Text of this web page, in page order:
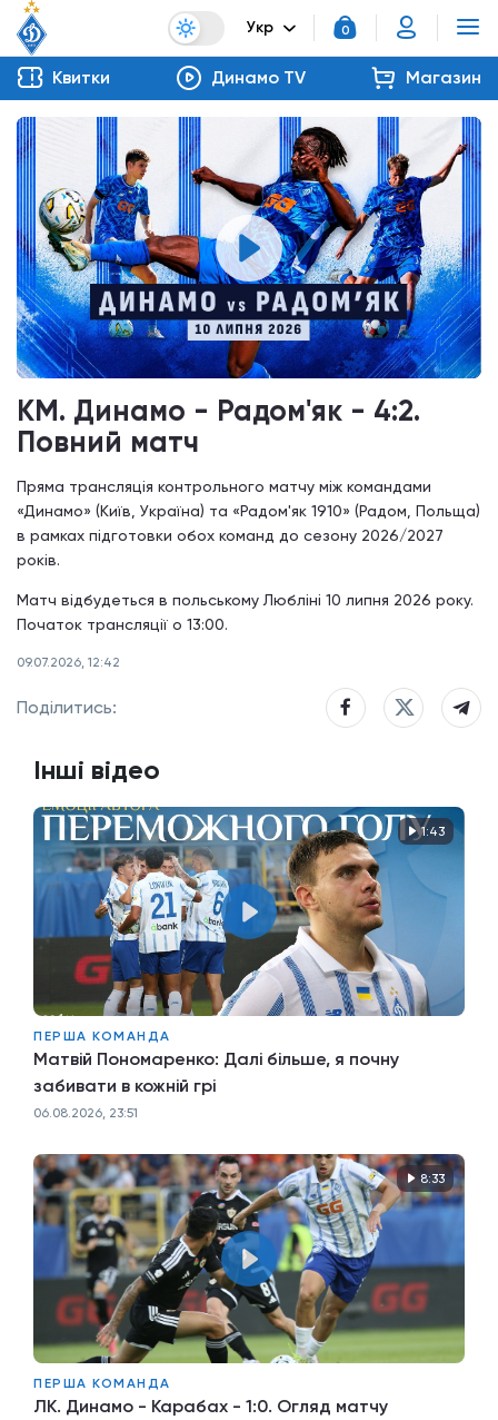
Укр 0
Квитки Динамо TV Магазин
КМ. Динамо - Радом'як - 4:2.
Повний матч
Пряма трансляція контрольного матчу між командами
«Динамо» (Київ, Україна) та «Радом'як 1910» (Радом, Польща)
в рамках підготовки обох команд до сезону 2026/2027
років.
Матч відбудеться в польському Любліні 10 липня 2026 року.
Початок трансляції о 13:00.
09.07.2026, 12:42
Поділитись:
Інші відео
1:43
ПЕРША КОМАНДА
Матвій Пономаренко: Далі більше, я почну
забивати в кожній грі
06.08.2026, 23:51
8:33
ПЕРША КОМАНДА
ЛК. Динамо - Карабах - 1:0. Огляд матчу